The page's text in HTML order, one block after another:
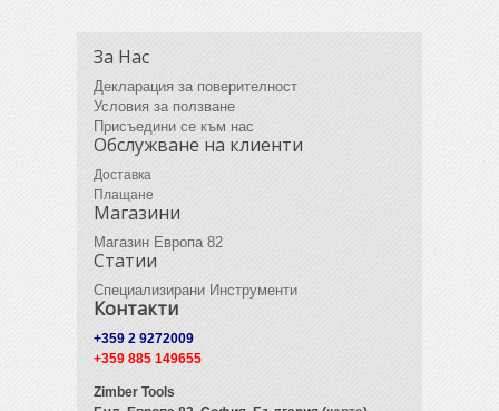
За Нас
Декларация за поверителност
Условия за ползване
Присъедини се към нас
Обслужване на клиенти
Доставка
Плащане
Магазини
Магазин Европа 82
Статии
Специализирани Инструменти
Контакти
+359 2 9272009
+359 885 149655
Zimber Tools